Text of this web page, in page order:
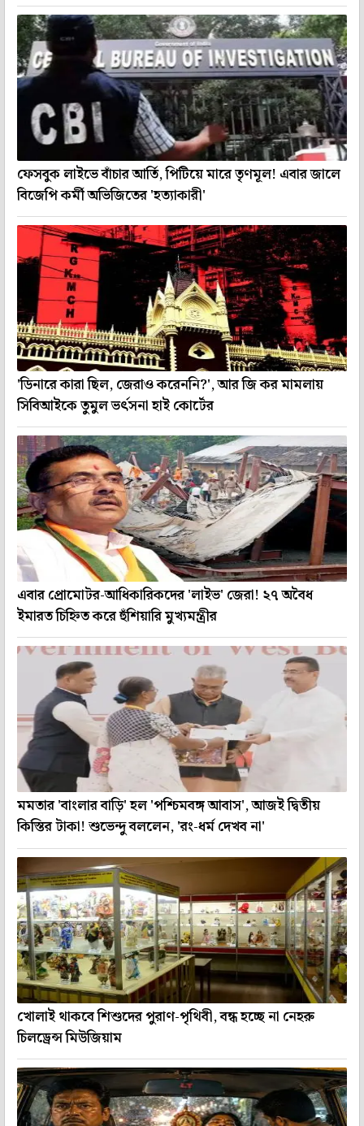
ফেসবুক লাইভে বাঁচার আর্তি, পিটিয়ে মারে তৃণমূল! এবার জালে
বিজেপি কর্মী অভিজিতের 'হত্যাকারী'
'ডিনারে কারা ছিল, জেরাও করেননি?', আর জি কর মামলায়
সিবিআইকে তুমুল ভর্ৎসনা হাই কোর্টের
এবার প্রোমোটর-আধিকারিকদের 'লাইভ' জেরা! ২৭ অবৈধ
ইমারত চিহ্নিত করে হুঁশিয়ারি মুখ্যমন্ত্রীর
মমতার 'বাংলার বাড়ি' হল 'পশ্চিমবঙ্গ আবাস', আজই দ্বিতীয়
কিস্তির টাকা! শুভেন্দু বললেন, 'রং-ধর্ম দেখব না'
খোলাই থাকবে শিশুদের পুরাণ-পৃথিবী, বন্ধ হচ্ছে না নেহরু
চিলড্রেন্স মিউজিয়াম